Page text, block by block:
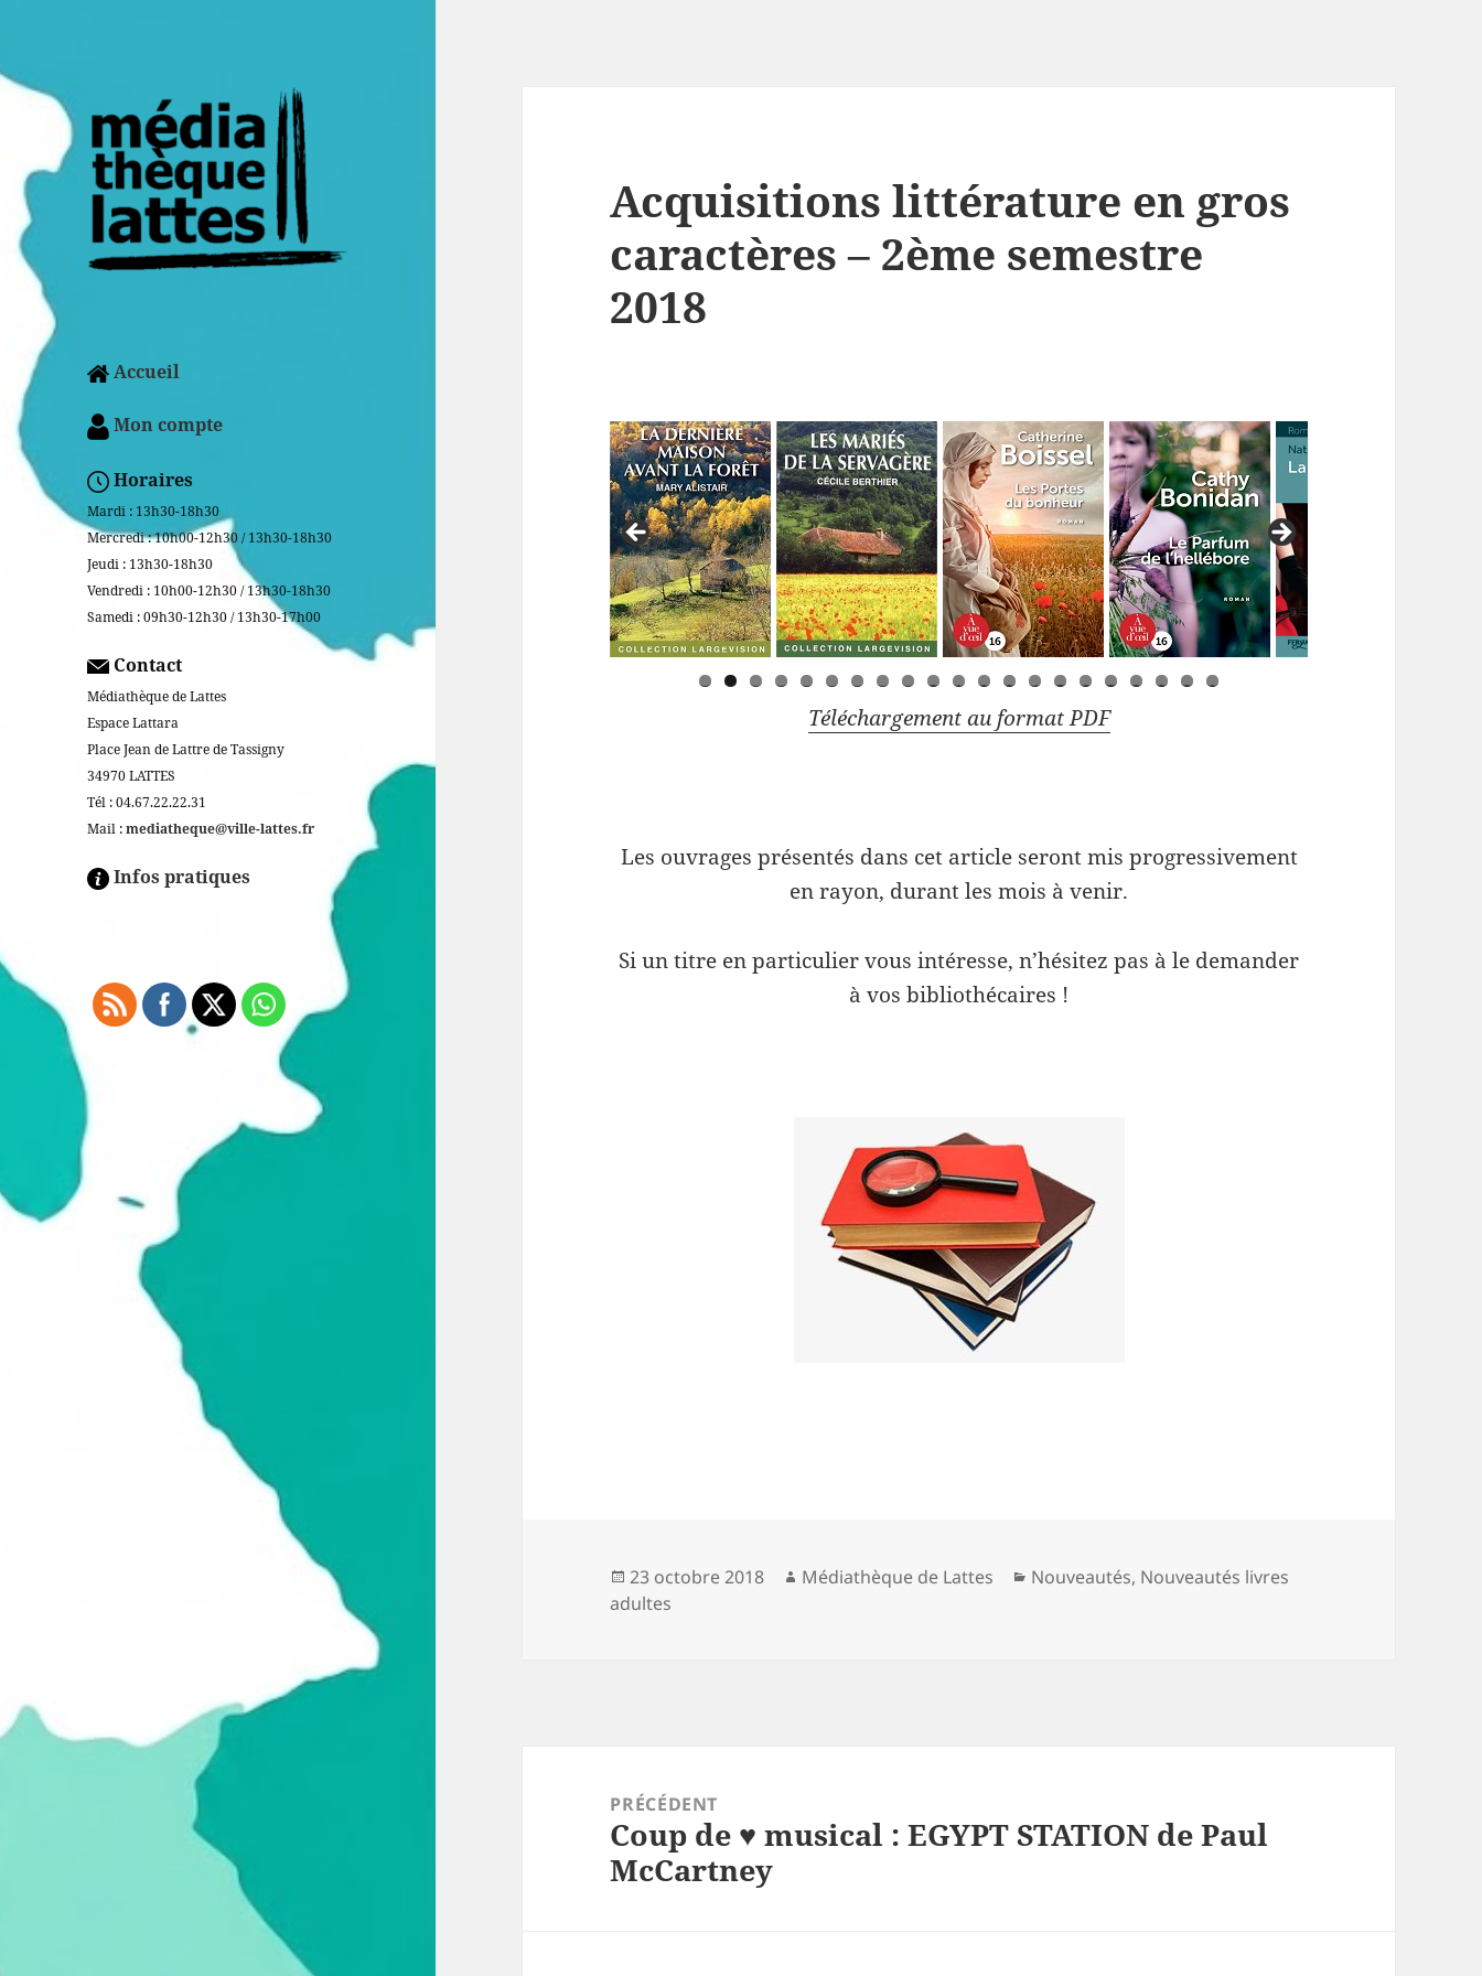
Accueil
Mon compte
Horaires
Mardi : 13h30-18h30
Mercredi : 10h00-12h30 / 13h30-18h30
Jeudi : 13h30-18h30
Vendredi : 10h00-12h30 / 13h30-18h30
Samedi : 09h30-12h30 / 13h30-17h00
Contact
Médiathèque de Lattes
Espace Lattara
Place Jean de Lattre de Tassigny
34970 LATTES
Tél : 04.67.22.22.31
Mail :mediatheque@ville-lattes.fr
Infos pratiques
Acquisitions littérature en gros
caractères – 2ème semestre
2018
0 1 2 3 4 5 6 7 8 9 0 1
Téléchargement au format PDF
Les ouvrages présentés dans cet article seront mis progressivement
en rayon, durant les mois à venir.
Si un titre en particulier vous intéresse, n’hésitez pas à le demander
à vos bibliothécaires !
Publié
le
23 octobre 2018 Auteur
Médiathèque de Lattes Catégories
Nouveautés, Nouveautés livres
adultes
PRÉCÉDENT
Article
précédent :
Coup de ♥ musical : EGYPT STATION de Paul
McCartney